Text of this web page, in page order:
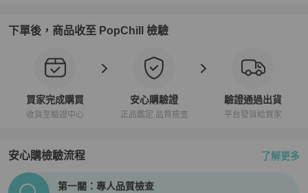
下單後，商品收至 PopChill 檢驗
買家完成購買
收貨至驗證中心
安心購驗證
正品鑑定 品質檢查
驗證通過出貨
平台發貨給買家
安心購檢驗流程 了解更多
PopChill拍拍圈正品驗證、安心購檢驗流程介紹
第一關：專人品質檢查